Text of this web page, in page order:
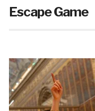
Escape Game